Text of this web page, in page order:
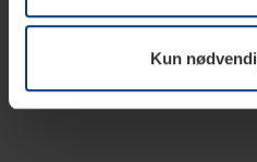
informasjonskapselen på
Kun